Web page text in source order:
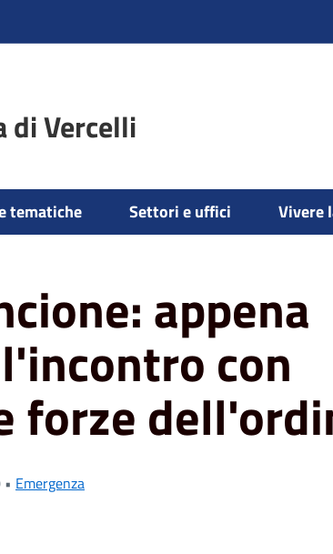
di Vercelli
tematiche Settori e uffici Vivere
Zona arancione: appena concluso l'incontro con
appena
con
forze
Emergenza